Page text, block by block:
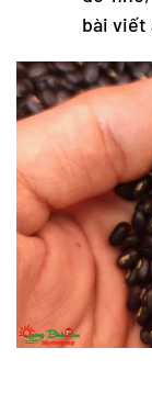
bài viết